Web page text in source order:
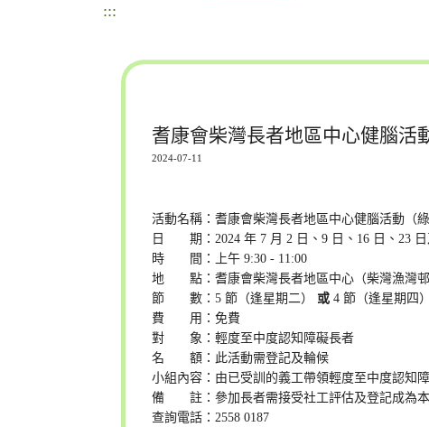
:::
耆康會柴灣長者地區中心健腦活
2024-07-11
活動名稱：耆康會柴灣長者地區中心健腦活動（綠
日 期：2024 年 7 月 2 日、9 日、16 日、23 日
時 間：上午 9:30 - 11:00
地 點：耆康會柴灣長者地區中心（柴灣漁灣邨
節 數：5 節（逢星期二） 或 4 節（逢星期四）
費 用：免費
對 象：輕度至中度認知障礙長者
名 額：此活動需登記及輪候
小組內容：由已受訓的義工帶領輕度至中度認知
備 註：參加長者需接受社工評估及登記成為本
查詢電話：2558 0187